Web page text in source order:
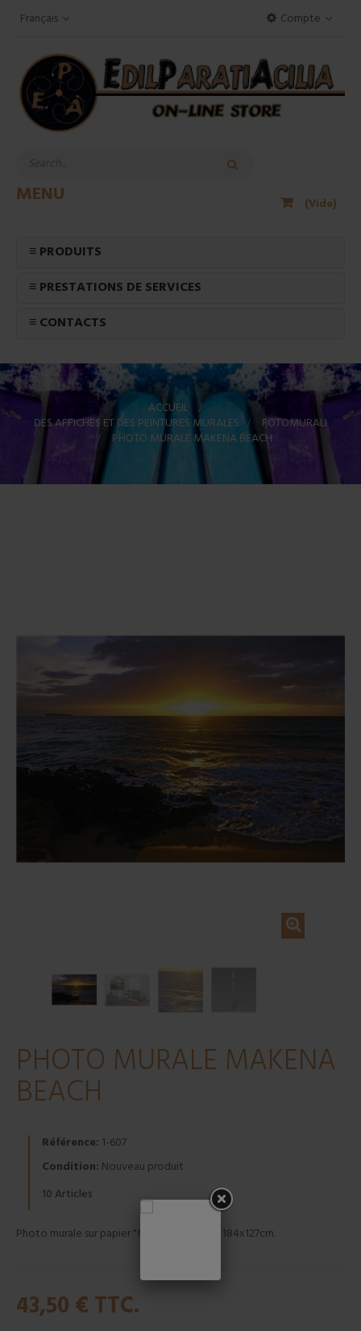
Compte
Français
(Vide)
MENU
≡ PRODUITS
≡ PRESTATIONS DE SERVICES
≡ CONTACTS
ACCUEIL >
DES AFFICHES ET DES PEINTURES MURALES >
FOTOMURALI
> PHOTO MURALE MAKENA BEACH
PHOTO MURALE MAKENA
BEACH
Référence: 1-607
Condition: Nouveau produit
10 Articles
Photo murale sur papier "MAKENA BEACH" 184x127cm.
43,50 € TTC.